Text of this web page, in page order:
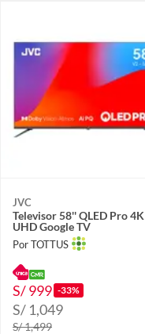
JVC
Televisor 58'' QLED Pro 4K
UHD Google TV
Por TOTTUS
S/ 999 -33%
S/ 1,049
S/ 1,499